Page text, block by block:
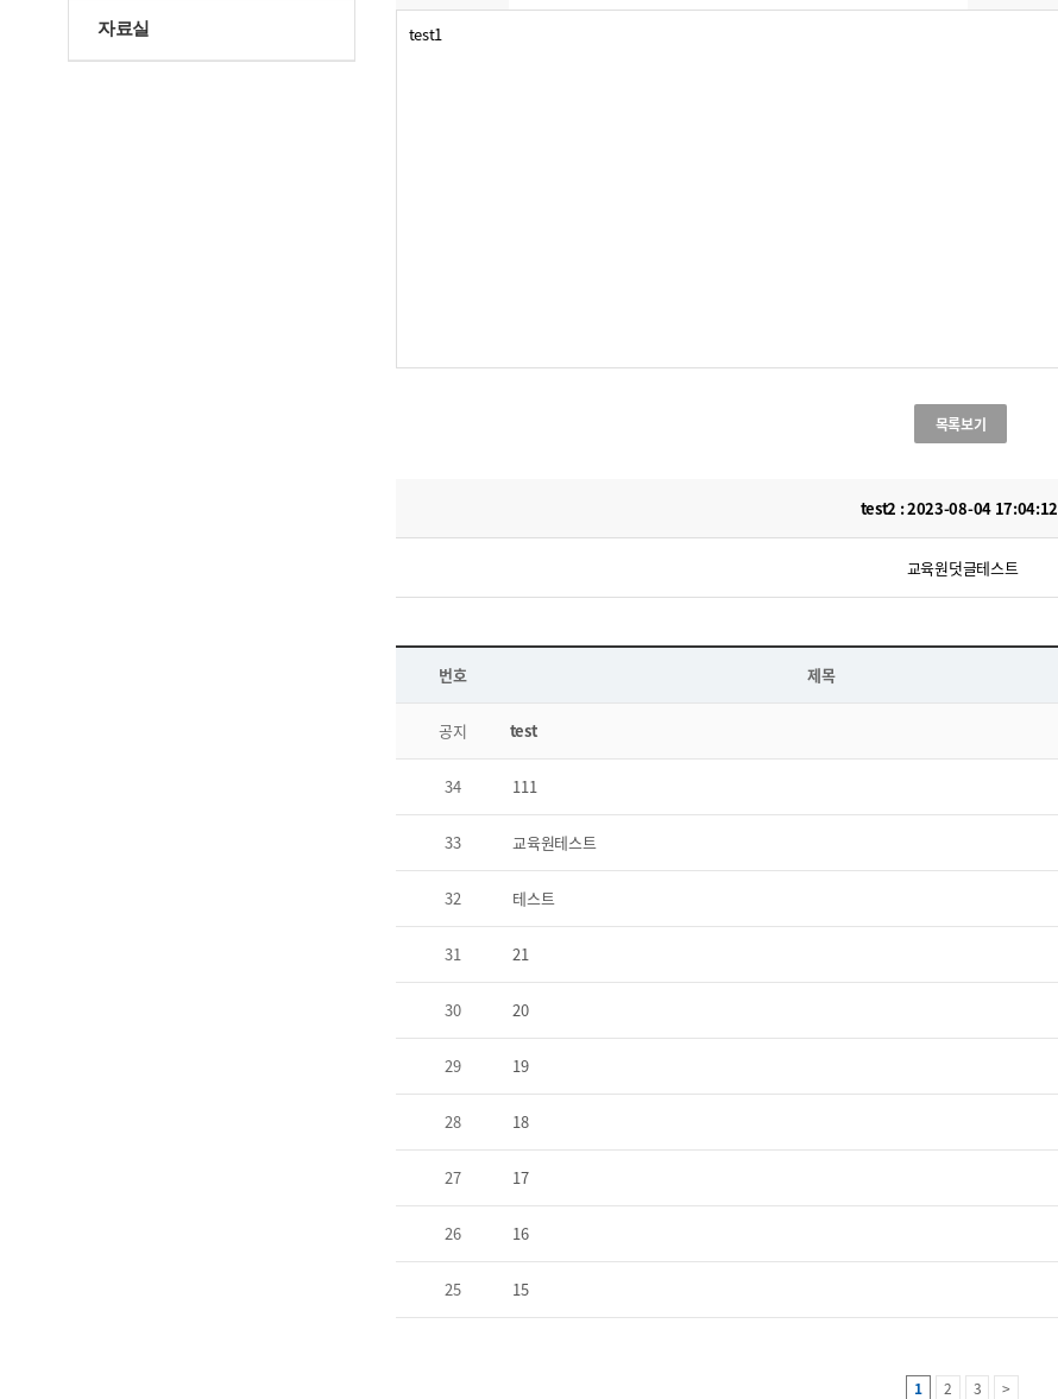
자료실 test1
목록보기
test2 : 2023-08-04 17:04:12
교육원덧글테스트
번호 제목
공지 test
34 111
33 교육원테스트
32 테스트
31 21
30 20
29 19
28 18
27 17
26 16
25 15
1 2 3 >